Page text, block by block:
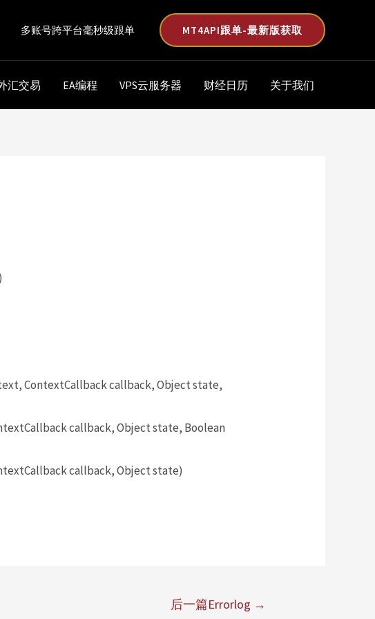
多账号跨平台毫秒级跟单 MT4API跟单-最新版获取
汇交易 EA编程 VPS云服务器 财经日历 关于我们
ContextCallback callback, Object state,
callback, Object state, Boolean
callback, Object state)
后一篇Errorlog →